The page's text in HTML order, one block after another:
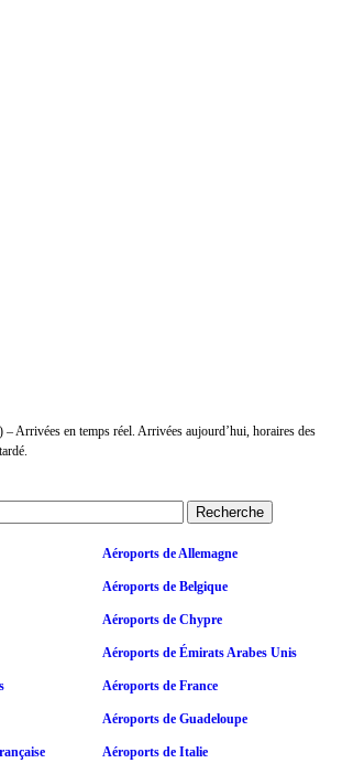
Arrivées en temps réel. Arrivées aujourd’hui, horaires des
Aéroports de Allemagne
Aéroports de Belgique
Aéroports de Chypre
Aéroports de Émirats Arabes Unis
Aéroports de France
Aéroports de Guadeloupe
Aéroports de Italie